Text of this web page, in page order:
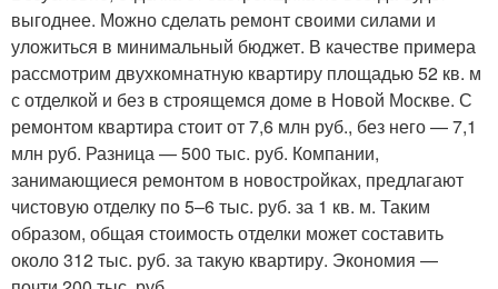
выгоднее. Можно сделать ремонт своими силами и
уложиться в минимальный бюджет. В качестве примера
рассмотрим двухкомнатную квартиру площадью 52 кв. м
с отделкой и без в строящемся доме в Новой Москве. С
ремонтом квартира стоит от 7,6 млн руб., без него — 7,1
млн руб. Разница — 500 тыс. руб. Компании,
занимающиеся ремонтом в новостройках, предлагают
чистовую отделку по 5–6 тыс. руб. за 1 кв. м. Таким
образом, общая стоимость отделки может составить
около 312 тыс. руб. за такую квартиру. Экономия —